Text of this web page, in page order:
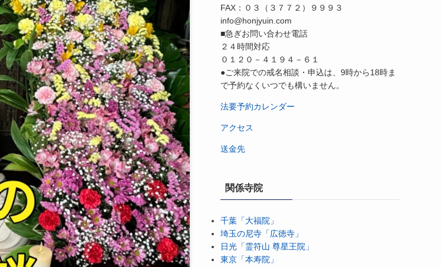
FAX：０３（３７７２）９９９３
info@honjyuin.com
■急ぎお問い合わせ電話
２４時間対応
０１２０－４１９４－６１
●ご来院での戒名相談・申込は、9時から18時ま
で予約なくいつでも構いません。
法要予約カレンダー
アクセス
送金先
関係寺院
千葉「大福院」
埼玉の尼寺「広徳寺」
日光「霊符山 尊星王院」
東京「本寿院」